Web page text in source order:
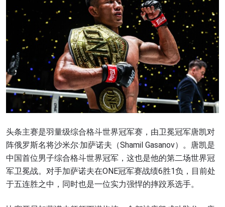
头条主赛是羽量级综合格斗世界冠军赛，由卫冕冠军唐凯对
阵俄罗斯名将沙米尔·加萨诺夫（Shamil Gasanov）。唐凯是
中国首位男子综合格斗世界冠军，这也是他的第二场世界冠
军卫冕战。对手加萨诺夫在ONE冠军赛战绩6胜1负，目前处
于五连胜之中，同时也是一位实力强悍的摔跤系选手。